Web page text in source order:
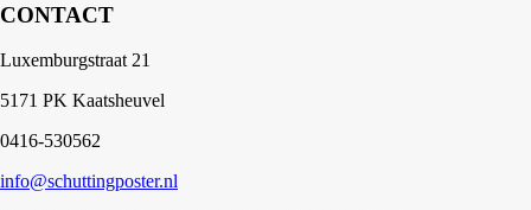
CONTACT
Luxemburgstraat 21
5171 PK Kaatsheuvel
0416-530562
info@schuttingposter.nl